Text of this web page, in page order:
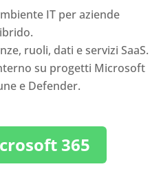
IT per aziende
ruoli, dati e servizi SaaS.
su progetti Microsoft
e Defender.
365